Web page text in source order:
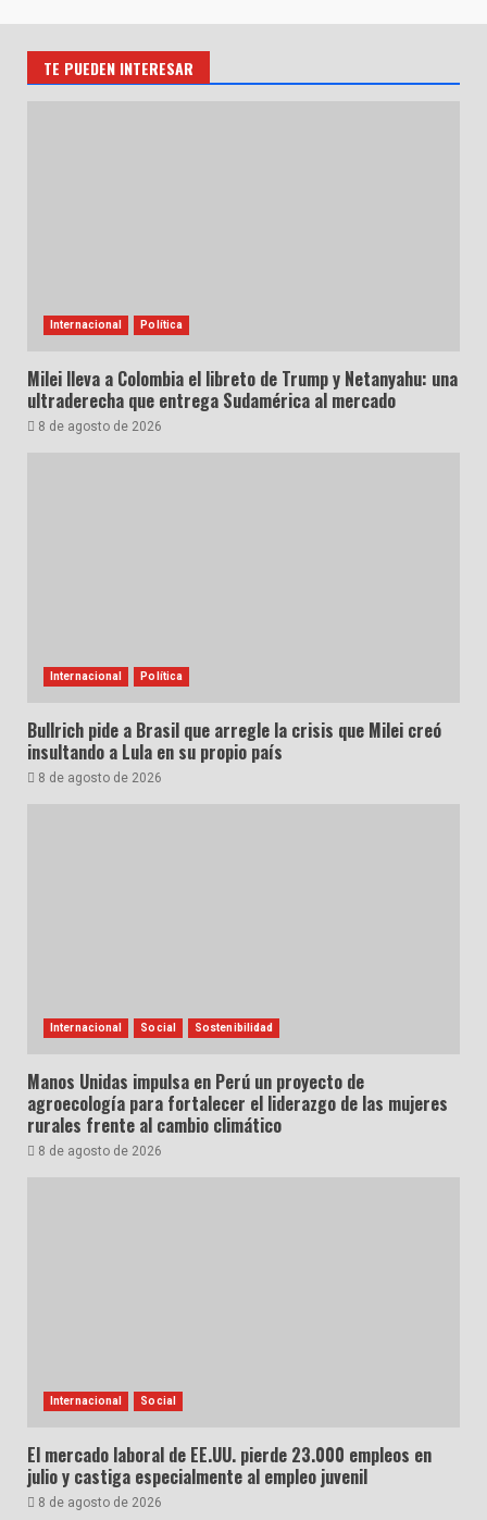
TE PUEDEN INTERESAR
Internacional Política
Milei lleva a Colombia el libreto de Trump y Netanyahu: una
ultraderecha que entrega Sudamérica al mercado
8 de agosto de 2026
Internacional Política
Bullrich pide a Brasil que arregle la crisis que Milei creó
insultando a Lula en su propio país
8 de agosto de 2026
Internacional Social Sostenibilidad
Manos Unidas impulsa en Perú un proyecto de
agroecología para fortalecer el liderazgo de las mujeres
rurales frente al cambio climático
8 de agosto de 2026
Internacional Social
El mercado laboral de EE.UU. pierde 23.000 empleos en
julio y castiga especialmente al empleo juvenil
8 de agosto de 2026